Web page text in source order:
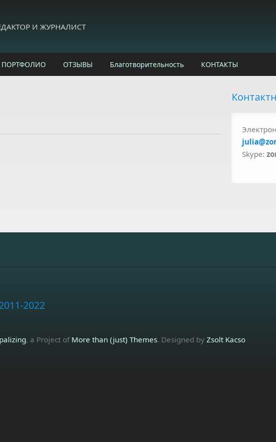
И ЖУРНАЛИСТ
ПОРТФОЛИО ОТЗЫВЫ Благотворительность КОНТАКТЫ
Skype:
2022
, a Project of More than (just) Themes. Designed by Zsolt Kacso